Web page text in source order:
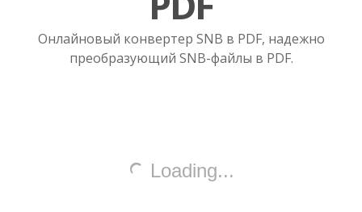
Онлайновый конвертер SNB в PDF, надежно
преобразующий SNB-файлы в PDF.